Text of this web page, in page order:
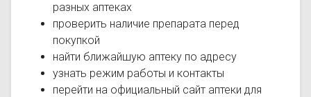
разных аптеках
проверить наличие препарата перед
покупкой
найти ближайшую аптеку по адресу
узнать режим работы и контакты
перейти на официальный сайт аптеки для